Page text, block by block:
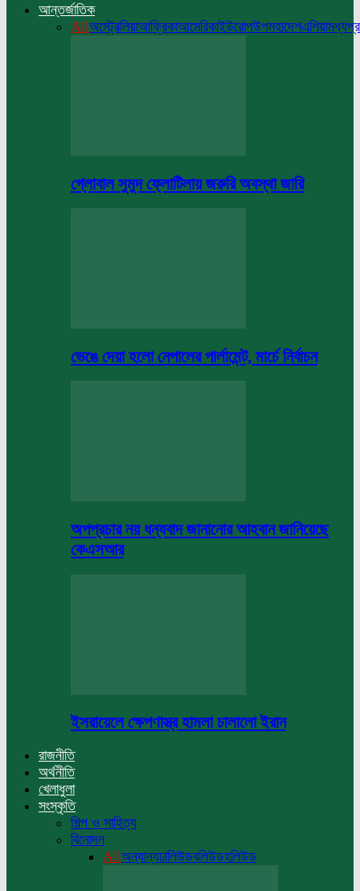
আন্তর্জাতিক
Allঅস্ট্রেলিয়াআফ্রিকাআমেরিকাইউরোপউপমহাদেশএশিয়া
গ্লোবাল সুমুদ ফ্লোটিলায় জরুরি অবস্থা জারি
ভেঙে দেয়া হলো নেপালের পার্লামেন্ট, মার্চে নির্বাচন
অপপ্রচার নয় ধন্যবাদ জানানোর আহবান জানিয়েছে
কেএসআর
ইসরায়েলে ক্ষেপণাস্ত্র হামলা চালালো ইরান
রাজনীতি
অর্থনীতি
খেলাধুলা
সংস্কৃতি
শিল্প ও সাহিত্য
বিনোদন
Allঅন্যান্যঢালিউডবলিউডহলিউড